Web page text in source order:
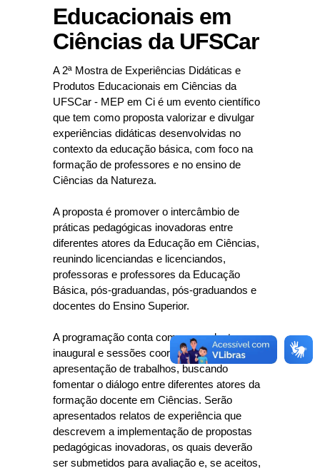
Educacionais em
Ciências da UFSCar
A 2ª Mostra de Experiências Didáticas e
Produtos Educacionais em Ciências da
UFSCar - MEP em Ci é um evento científico
que tem como proposta valorizar e divulgar
experiências didáticas desenvolvidas no
contexto da educação básica, com foco na
formação de professores e no ensino de
Ciências da Natureza.
A proposta é promover o intercâmbio de
práticas pedagógicas inovadoras entre
diferentes atores da Educação em Ciências,
reunindo licenciandas e licenciandos,
professoras e professores da Educação
Básica, pós-graduandas, pós-graduandos e
docentes do Ensino Superior.
A programação conta com uma palestra
inaugural e sessões coordenadas de
apresentação de trabalhos, buscando
fomentar o diálogo entre diferentes atores da
formação docente em Ciências. Serão
apresentados relatos de experiência que
descrevem a implementação de propostas
pedagógicas inovadoras, os quais deverão
ser submetidos para avaliação e, se aceitos,